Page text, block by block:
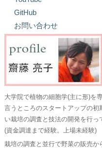
GitHub
お問い合わせ
大学院で植物の細胞学(主に形)を
言うところのスタートアップの
い栽培の調査と技法の開発を行っ
(資金調達まで経験。上場未経験)
栽培の調査と並行で野菜の販売か